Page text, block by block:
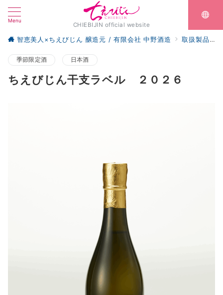
Menu
CHIEBIJIN official website
智恵美人×ちえびじん 醸造元 / 有限会社 中野酒造 取扱製品（全て）
季節限定酒 日本酒
ちえびじん干支ラベル ２０２６